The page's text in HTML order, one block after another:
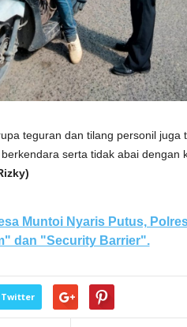
teguran dan tilang personil juga
serta tidak abai dengan
Muntoi Nyaris Putus,
dan "Security Barrier".
Twitter